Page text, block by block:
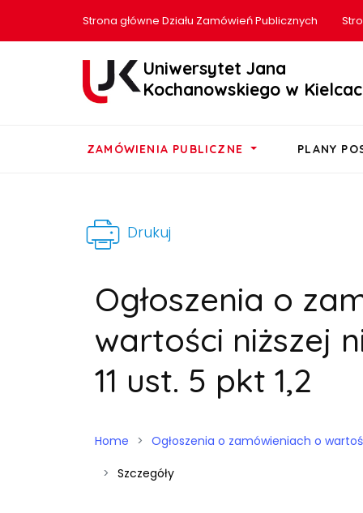
Strona główne Działu Zamówień Publicznych
Uniwersytet Jana
Kochanowskiego w
ZAMÓWIENIA PUBLICZNE PLANY
Drukuj
Ogłoszenia o
wartości niższej
11 ust. 5 pkt 1,2
Home
Ogłoszenia o zamówieniach o
Szczegóły